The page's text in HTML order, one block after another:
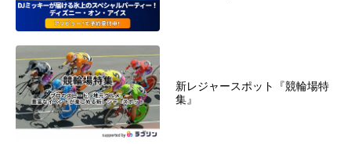
新レジャースポット『競輪場特
集』